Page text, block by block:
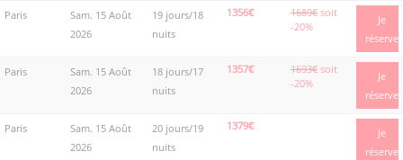
Paris
Sam. 15 Août
2026
19 jours/18
nuits
1356€ 1689€ soit
-20%
Je
réserve
Paris
Sam. 15 Août
2026
18 jours/17
nuits
1357€ 1693€ soit
-20%
Je
réserve
Paris
Sam. 15 Août
2026
20 jours/19
nuits
1379€
Je
réserve